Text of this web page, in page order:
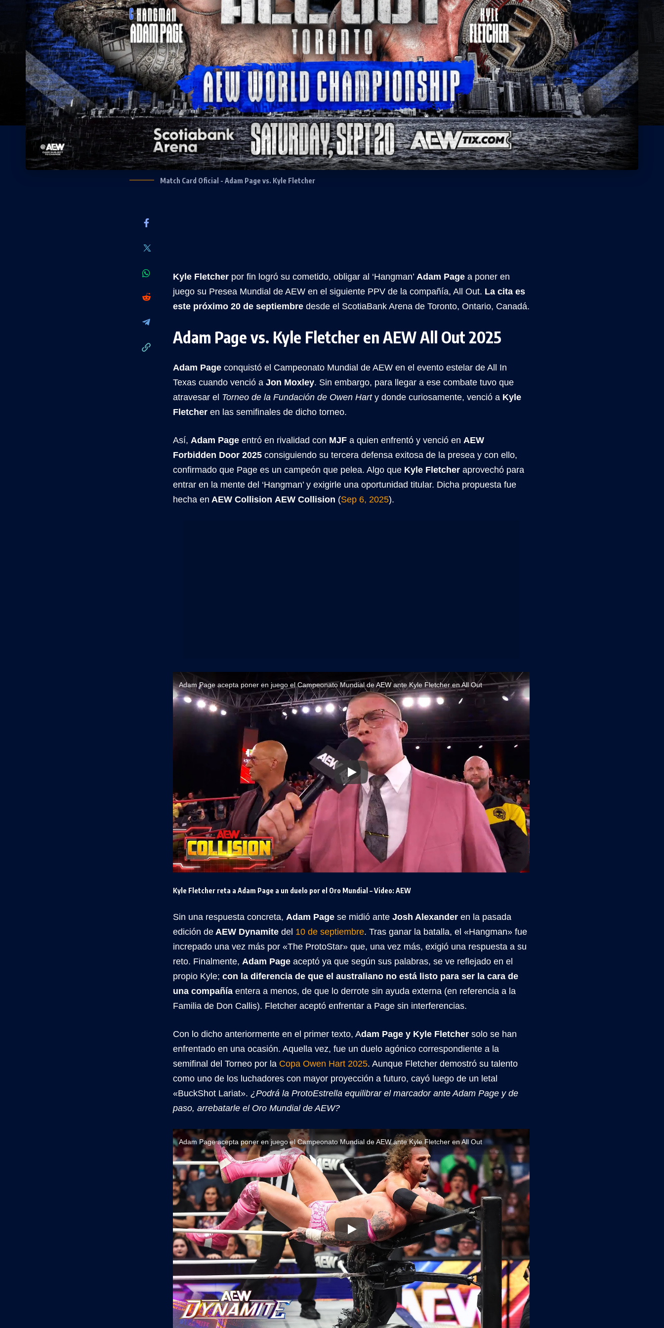
Match Card Oficial - Adam Page vs. Kyle Fletcher
Kyle Fletcher por fin logró su cometido, obligar al ‘Hangman’ Adam Page a poner en
juego su Presea Mundial de AEW en el siguiente PPV de la compañía, All Out. La cita es
este próximo 20 de septiembre desde el ScotiaBank Arena de Toronto, Ontario, Canadá.
Adam Page vs. Kyle Fletcher en AEW All Out 2025
Adam Page conquistó el Campeonato Mundial de AEW en el evento estelar de All In
Texas cuando venció a Jon Moxley. Sin embargo, para llegar a ese combate tuvo que
atravesar el Torneo de la Fundación de Owen Harty donde curiosamente, venció a Kyle
Fletcher en las semifinales de dicho torneo.
Así, Adam Page entró en rivalidad con MJF a quien enfrentó y venció en AEW
Forbidden Door 2025 consiguiendo su tercera defensa exitosa de la presea y con ello,
confirmado que Page es un campeón que pelea. Algo que Kyle Fletcher aprovechó para
entrar en la mente del ‘Hangman’ y exigirle una oportunidad titular. Dicha propuesta fue
hecha en AEW Collision AEW Collision (Sep 6, 2025).
Adam Page acepta poner en juego el Campeonato Mundial de AEW ante Kyle Fletcher en All Out
Kyle Fletcher reta a Adam Page a un duelo por el Oro Mundial – Video: AEW
Sin una respuesta concreta, Adam Page se midió ante Josh Alexander en la pasada
edición de AEW Dynamite del 10 de septiembre. Tras ganar la batalla, el «Hangman» fue
increpado una vez más por «The ProtoStar» que, una vez más, exigió una respuesta a su
reto. Finalmente, Adam Page aceptó ya que según sus palabras, se ve reflejado en el
propio Kyle; con la diferencia de que el australiano no está listo para ser la cara de
una compañía entera a menos, de que lo derrote sin ayuda externa (en referencia a la
Familia de Don Callis). Fletcher aceptó enfrentar a Page sin interferencias.
Con lo dicho anteriormente en el primer texto, Adam Page y Kyle Fletcher solo se han
enfrentado en una ocasión. Aquella vez, fue un duelo agónico correspondiente a la
semifinal del Torneo por la Copa Owen Hart 2025. Aunque Fletcher demostró su talento
como uno de los luchadores con mayor proyección a futuro, cayó luego de un letal
«BuckShot Lariat». ¿Podrá la ProtoEstrella equilibrar el marcador ante Adam Page y de
paso, arrebatarle el Oro Mundial de AEW?
Adam Page acepta poner en juego el Campeonato Mundial de AEW ante Kyle Fletcher en All Out